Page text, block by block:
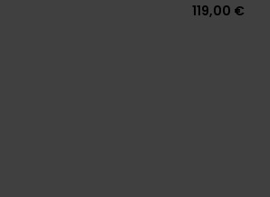
119,00 €